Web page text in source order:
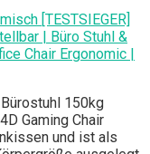
[TESTSIEGER]
| Büro Stuhl &
Chair Ergonomic |
150kg
Gaming Chair
und ist als